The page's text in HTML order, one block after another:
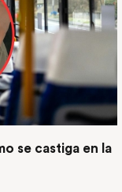
se castiga en la